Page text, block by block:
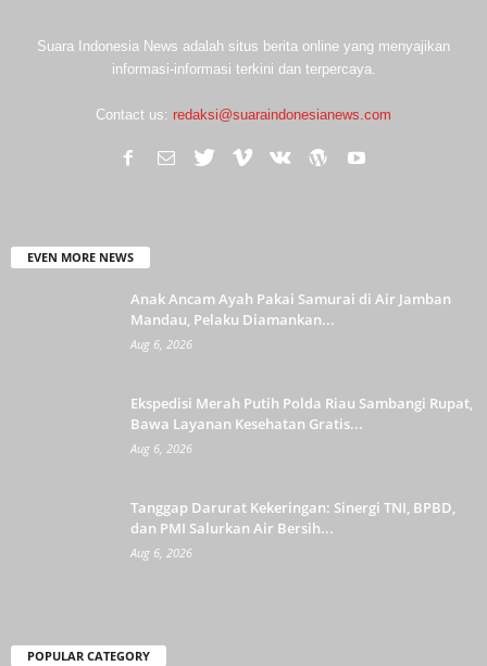
Suara Indonesia News adalah situs berita online yang menyajikan
informasi-informasi terkini dan terpercaya.
Contact us: redaksi@suaraindonesianews.com
EVEN MORE NEWS
Anak Ancam Ayah Pakai Samurai di Air Jamban
Mandau, Pelaku Diamankan...
Aug 6, 2026
Ekspedisi Merah Putih Polda Riau Sambangi Rupat,
Bawa Layanan Kesehatan Gratis...
Aug 6, 2026
Tanggap Darurat Kekeringan: Sinergi TNI, BPBD,
dan PMI Salurkan Air Bersih...
Aug 6, 2026
POPULAR CATEGORY